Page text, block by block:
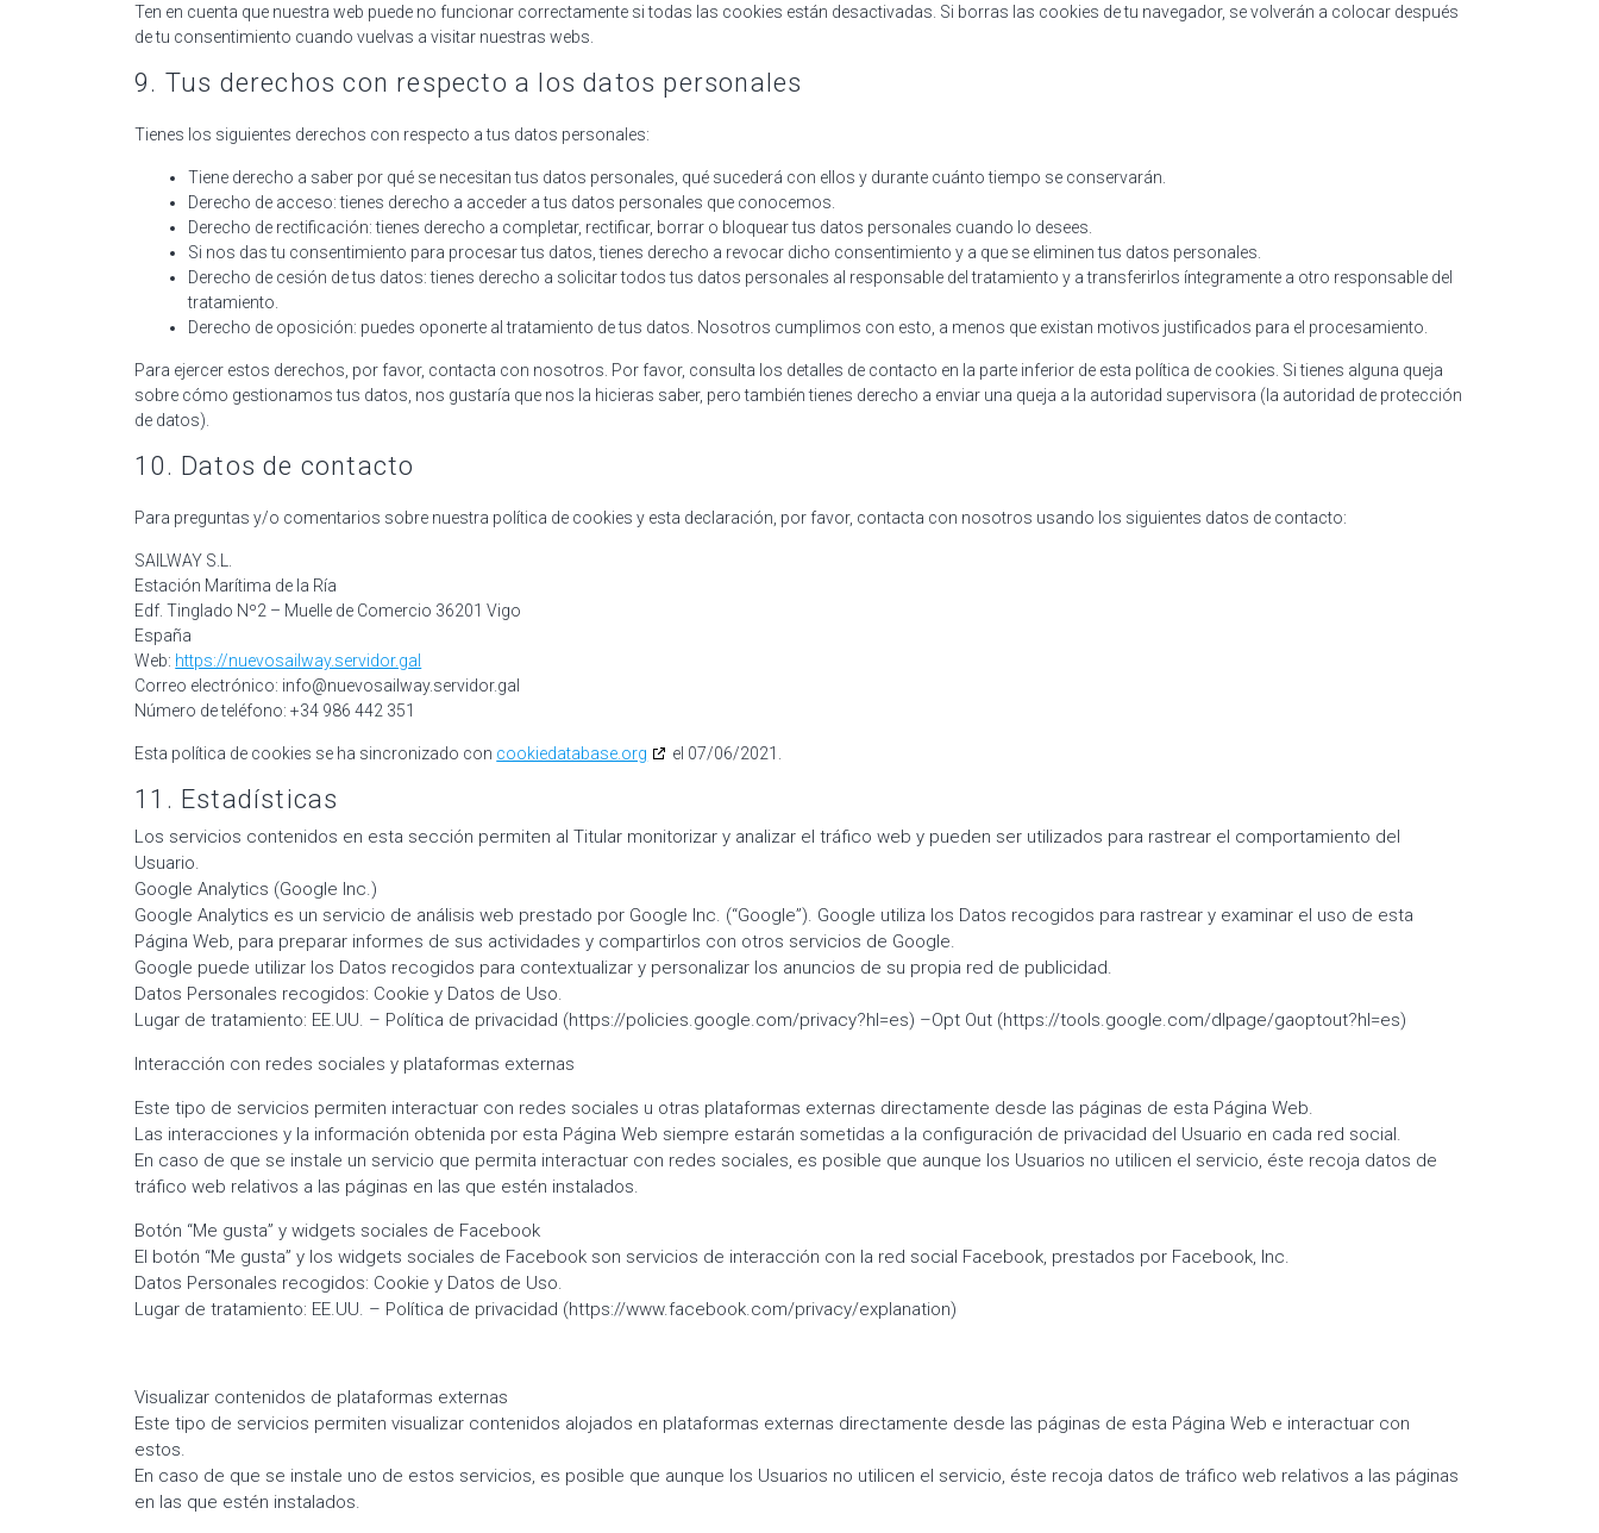
Ten en cuenta que nuestra web puede no funcionar correctamente si todas las cookies están desactivadas. Si borras las cookies de tu navegador, se volverán a colocar después
de tu consentimiento cuando vuelvas a visitar nuestras webs.
9. Tus derechos con respecto a los datos personales
Tienes los siguientes derechos con respecto a tus datos personales:
Tiene derecho a saber por qué se necesitan tus datos personales, qué sucederá con ellos y durante cuánto tiempo se conservarán.
Derecho de acceso: tienes derecho a acceder a tus datos personales que conocemos.
Derecho de rectificación: tienes derecho a completar, rectificar, borrar o bloquear tus datos personales cuando lo desees.
Si nos das tu consentimiento para procesar tus datos, tienes derecho a revocar dicho consentimiento y a que se eliminen tus datos personales.
Derecho de cesión de tus datos: tienes derecho a solicitar todos tus datos personales al responsable del tratamiento y a transferirlos íntegramente a otro responsable del
tratamiento.
Derecho de oposición: puedes oponerte al tratamiento de tus datos. Nosotros cumplimos con esto, a menos que existan motivos justificados para el procesamiento.
Para ejercer estos derechos, por favor, contacta con nosotros. Por favor, consulta los detalles de contacto en la parte inferior de esta política de cookies. Si tienes alguna queja
sobre cómo gestionamos tus datos, nos gustaría que nos la hicieras saber, pero también tienes derecho a enviar una queja a la autoridad supervisora (la autoridad de protección
de datos).
10. Datos de contacto
Para preguntas y/o comentarios sobre nuestra política de cookies y esta declaración, por favor, contacta con nosotros usando los siguientes datos de contacto:
SAILWAY S.L.
Estación Marítima de la Ría
Edf. Tinglado Nº2 – Muelle de Comercio 36201 Vigo
España
Web: https://nuevosailway.servidor.gal
Correo electrónico: info@nuevosailway.servidor.gal
Número de teléfono: +34 986 442 351
Esta política de cookies se ha sincronizado con cookiedatabase.org el 07/06/2021.
11. Estadísticas
Los servicios contenidos en esta sección permiten al Titular monitorizar y analizar el tráfico web y pueden ser utilizados para rastrear el comportamiento del
Usuario.
Google Analytics (Google Inc.)
Google Analytics es un servicio de análisis web prestado por Google Inc. (“Google”). Google utiliza los Datos recogidos para rastrear y examinar el uso de esta
Página Web, para preparar informes de sus actividades y compartirlos con otros servicios de Google.
Google puede utilizar los Datos recogidos para contextualizar y personalizar los anuncios de su propia red de publicidad.
Datos Personales recogidos: Cookie y Datos de Uso.
Lugar de tratamiento: EE.UU. – Política de privacidad (https://policies.google.com/privacy?hl=es) –Opt Out (https://tools.google.com/dlpage/gaoptout?hl=es)
Interacción con redes sociales y plataformas externas
Este tipo de servicios permiten interactuar con redes sociales u otras plataformas externas directamente desde las páginas de esta Página Web.
Las interacciones y la información obtenida por esta Página Web siempre estarán sometidas a la configuración de privacidad del Usuario en cada red social.
En caso de que se instale un servicio que permita interactuar con redes sociales, es posible que aunque los Usuarios no utilicen el servicio, éste recoja datos de
tráfico web relativos a las páginas en las que estén instalados.
Botón “Me gusta” y widgets sociales de Facebook
El botón “Me gusta” y los widgets sociales de Facebook son servicios de interacción con la red social Facebook, prestados por Facebook, Inc.
Datos Personales recogidos: Cookie y Datos de Uso.
Lugar de tratamiento: EE.UU. – Política de privacidad (https://www.facebook.com/privacy/explanation)
Visualizar contenidos de plataformas externas
Este tipo de servicios permiten visualizar contenidos alojados en plataformas externas directamente desde las páginas de esta Página Web e interactuar con
estos.
En caso de que se instale uno de estos servicios, es posible que aunque los Usuarios no utilicen el servicio, éste recoja datos de tráfico web relativos a las páginas
en las que estén instalados.